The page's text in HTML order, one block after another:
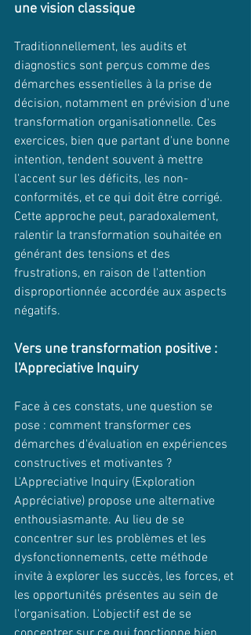
une vision classique
Traditionnellement, les audits et
diagnostics sont perçus comme des
démarches essentielles à la prise de
décision, notamment en prévision d'une
transformation organisationnelle. Ces
exercices, bien que partant d'une bonne
intention, tendent souvent à mettre
l'accent sur les déficits, les non-
conformités, et ce qui doit être corrigé.
Cette approche peut, paradoxalement,
ralentir la transformation souhaitée en
générant des tensions et des
frustrations, en raison de l'attention
disproportionnée accordée aux aspects
négatifs.
Vers une transformation positive :
l'Appreciative Inquiry
Face à ces constats, une question se
pose : comment transformer ces
démarches d'évaluation en expériences
constructives et motivantes ?
L'Appreciative Inquiry (Exploration
Appréciative) propose une alternative
enthousiasmante. Au lieu de se
concentrer sur les problèmes et les
dysfonctionnements, cette méthode
invite à explorer les succès, les forces, et
les opportunités présentes au sein de
l'organisation. L'objectif est de se